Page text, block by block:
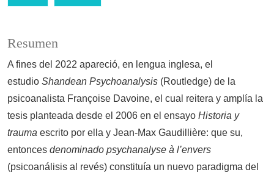
Resumen
A fines del 2022 apareció, en lengua inglesa, el
estudio Shandean Psychoanalysis (Routledge) de la
psicoanalista Françoise Davoine, el cual reitera y amplía la
tesis planteada desde el 2006 en el ensayo Historia y
trauma escrito por ella y Jean-Max Gaudillière: que su,
entonces denominado psychanalyse à l’envers
(psicoanálisis al revés) constituía un nuevo paradigma del